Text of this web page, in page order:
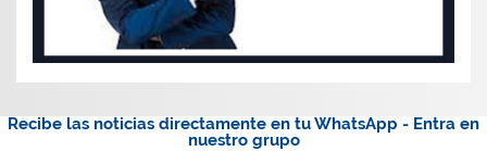
Recibe las noticias directamente en tu WhatsApp - Entra en
nuestro grupo